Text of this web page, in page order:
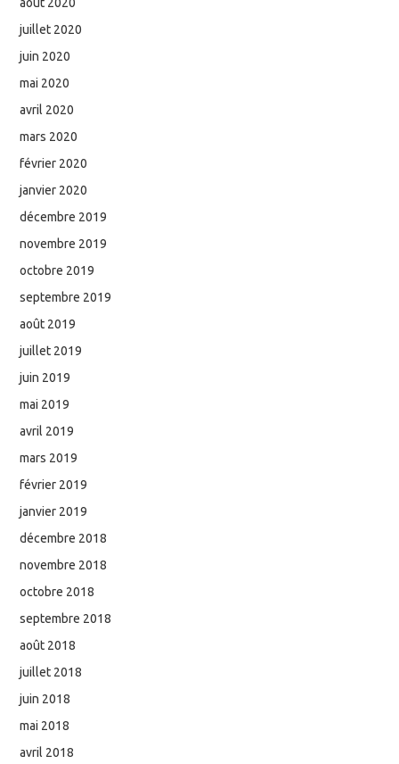
juillet 2020
juin 2020
mai 2020
avril 2020
mars 2020
février 2020
janvier 2020
décembre 2019
novembre 2019
octobre 2019
septembre 2019
août 2019
juillet 2019
juin 2019
mai 2019
avril 2019
mars 2019
février 2019
janvier 2019
décembre 2018
novembre 2018
octobre 2018
septembre 2018
août 2018
juillet 2018
juin 2018
mai 2018
avril 2018